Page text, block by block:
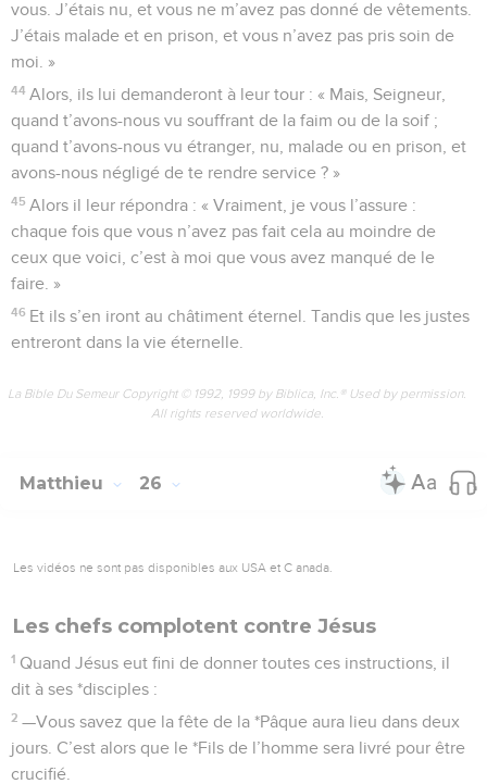
vous. J’étais nu, et vous ne m’avez pas donné de vêtements.
J’étais malade et en prison, et vous n’avez pas pris soin de
moi. »
44 Alors, ils lui demanderont à leur tour : « Mais, Seigneur,
quand t’avons-nous vu souffrant de la faim ou de la soif ;
quand t’avons-nous vu étranger, nu, malade ou en prison, et
avons-nous négligé de te rendre service ? »
45 Alors il leur répondra : « Vraiment, je vous l’assure :
chaque fois que vous n’avez pas fait cela au moindre de
ceux que voici, c’est à moi que vous avez manqué de le
faire. »
46 Et ils s’en iront au châtiment éternel. Tandis que les justes
entreront dans la vie éternelle.
La Bible Du Semeur Copyright © 1992, 1999 by Biblica, Inc.® Used by permission.
All rights reserved worldwide.
Matthieu 26
Les vidéos ne sont pas disponibles aux USA et C anada.
Les chefs complotent contre Jésus
1 Quand Jésus eut fini de donner toutes ces instructions, il
dit à ses *disciples :
2 —Vous savez que la fête de la *Pâque aura lieu dans deux
jours. C’est alors que le *Fils de l’homme sera livré pour être
crucifié.